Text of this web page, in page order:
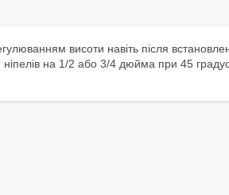
висоти навіть після
на 1/2 або 3/4 дюйма при 45